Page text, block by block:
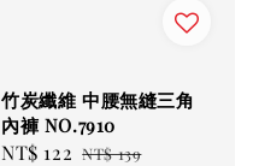
竹炭纖維 中腰無縫三角
內褲 NO.7910
Sale
NT$ 122 Regular
NT$ 139